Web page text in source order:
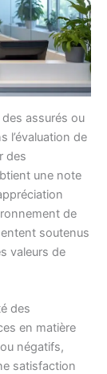
des assurés ou
l’évaluation de
des
une note
de
soutenus
valeurs de
des
en matière
négatifs,
satisfaction